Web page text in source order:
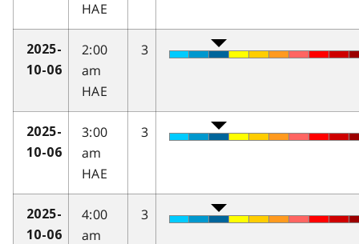
HAE
2025-
10-06
2:00
am
HAE
3
2025-
10-06
3:00
am
HAE
3
2025-
10-06
4:00
am
3